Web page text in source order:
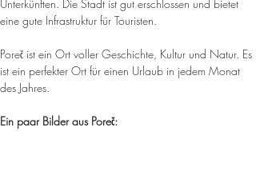
Unterkünften. Die Stadt ist gut erschlossen und bietet
eine gute Infrastruktur für Touristen.
Poreč ist ein Ort voller Geschichte, Kultur und Natur. Es
ist ein perfekter Ort für einen Urlaub in jedem Monat
des Jahres.
Ein paar Bilder aus Poreč: